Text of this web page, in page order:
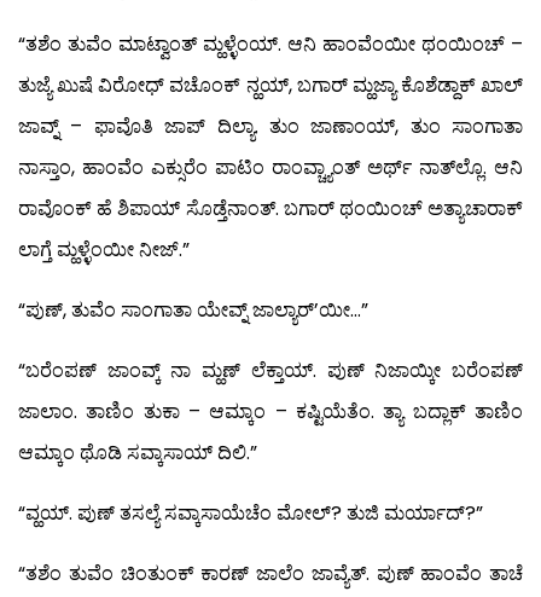
“ತಶೆಂ ತುವೆಂ ಮಾಟ್ವಾಂತ್ ಮ್ಹಳ್ಳೆಂಯ್. ಆನಿ ಹಾಂವೆಂಯೀ ಥಂಯಿಂಚ್ –
ತುಜ್ಯೆ ಖುಷೆ ವಿರೋಧ್ ವಚೊಂಕ್ ನ್ಹಯ್, ಬಗಾರ್ ಮ್ಹಜ್ಯಾ ಕೊಶೆಡ್ದಾಕ್ ಖಾಲ್
ಜಾವ್ನ್ – ಫಾವೊತಿ ಜಾಪ್ ದಿಲ್ಯಾ. ತುಂ ಜಾಣಾಂಯ್, ತುಂ ಸಾಂಗಾತಾ
ನಾಸ್ತಾಂ, ಹಾಂವೆಂ ಎಕ್ಸುರೆಂ ಪಾಟಿಂ ರಾಂವ್ಚ್ಯಾಂತ್ ಅರ್ಥ್ ನಾತ್‍ಲ್ಲೊ. ಆನಿ
ರಾವೊಂಕ್ ಹೆ ಶಿಪಾಯ್ ಸೊಡ್ತೆನಾಂತ್. ಬಗಾರ್ ಥಂಯಿಂಚ್ ಅತ್ಯಾಚಾರಾಕ್
ಲಾಗ್ತೆ ಮ್ಹಳ್ಳೆಂಯೀ ನೀಜ್.”
“ಪುಣ್, ತುವೆಂ ಸಾಂಗಾತಾ ಯೇವ್ನ್ ಜಾಲ್ಯಾರ್’ಯೀ…”
“ಬರೆಂಪಣ್ ಜಾಂವ್ಕ್ ನಾ ಮ್ಹಣ್ ಲೆಕ್ತಾಯ್. ಪುಣ್ ನಿಜಾಯ್ಕೀ ಬರೆಂಪಣ್
ಜಾಲಾಂ. ತಾಣಿಂ ತುಕಾ – ಆಮ್ಕಾಂ – ಕಷ್ಟಿಯೆತೆಂ. ತ್ಯಾ ಬದ್ಲಾಕ್ ತಾಣಿಂ
ಆಮ್ಕಾಂ ಥೊಡಿ ಸವ್ಕಾಸಾಯ್ ದಿಲಿ.”
“ವ್ಹಯ್. ಪುಣ್ ತಸಲ್ಯೆ ಸವ್ಕಾಸಾಯೆಚೆಂ ಮೋಲ್? ತುಜಿ ಮರ್ಯಾದ್?”
“ತಶೆಂ ತುವೆಂ ಚಿಂತುಂಕ್ ಕಾರಣ್ ಜಾಲೆಂ ಜಾವ್ಯೆತ್. ಪುಣ್ ಹಾಂವೆಂ ತಾಚೆ